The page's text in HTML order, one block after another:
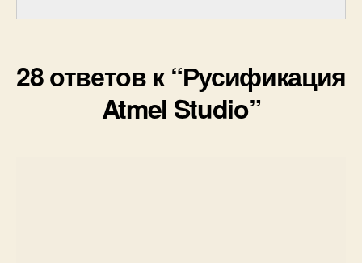
28 ответов к “Русификация
Atmel Studio”